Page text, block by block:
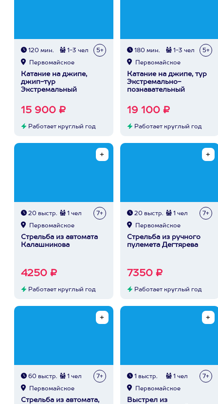
120 мин. 1-3 чел 5+
Первомайское
Катание на джипе,
джип-тур
Экстремальный
15 900 ₽
Работает круглый год
180 мин. 1-3 чел 5+
Первомайское
Катание на джипе, тур
Экстремально-
познавательный
19 100 ₽
Работает круглый год
20 выстр. 1 чел 7+
Первомайское
Стрельба из автомата
Калашникова
4250 ₽
Работает круглый год
20 выстр. 1 чел 7+
Первомайское
Стрельба из ручного
пулемета Дегтярева
7350 ₽
Работает круглый год
60 выстр. 1 чел 7+
Первомайское
Стрельба из автомата,
1 выстр. 1 чел 7+
Первомайское
Выстрел из